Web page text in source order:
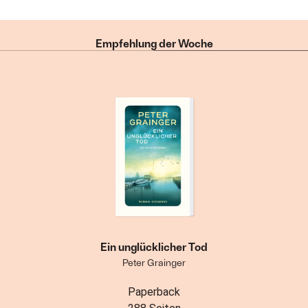
Empfehlung der Woche
Ein unglücklicher Tod
Peter Grainger
Paperback